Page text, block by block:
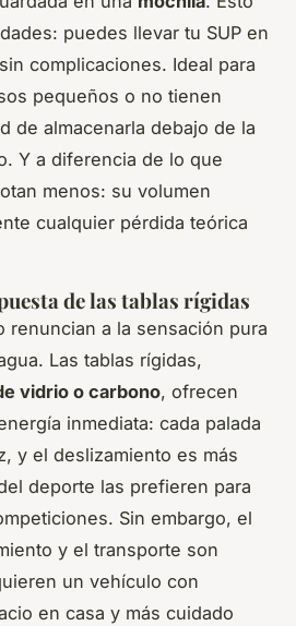
puedes llevar tu SUP en
complicaciones. Ideal para
pequeños o no tienen
de almacenarla debajo de la
Y a diferencia de lo que
menos: su volumen
cualquier pérdida teórica
de las tablas rígidas
renuncian a la sensación pura
Las tablas rígidas,
vidrio o carbono, ofrecen
inmediata: cada palada
y el deslizamiento es más
deporte las prefieren para
Sin embargo, el
y el transporte son
un vehículo con
en casa y más cuidado